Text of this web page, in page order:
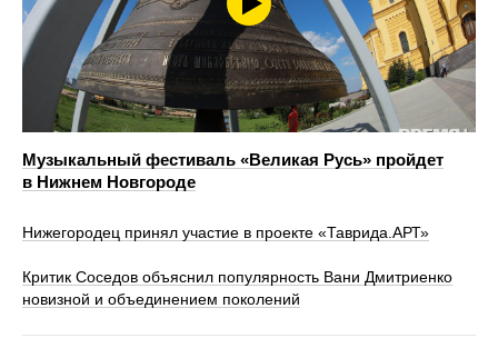
Музыкальный фестиваль «Великая Русь» пройдет
в Нижнем Новгороде
Нижегородец принял участие в проекте «Таврида.АРТ»
Критик Соседов объяснил популярность Вани Дмитриенко
новизной и объединением поколений